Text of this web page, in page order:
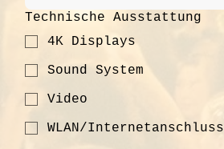
Technische Ausstattung
4K Displays
Sound System
Video
WLAN/Internetanschluss